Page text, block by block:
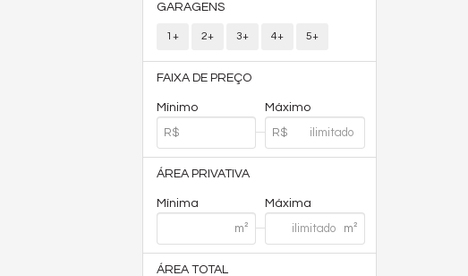
GARAGENS
1+ 2+ 3+ 4+ 5+
FAIXA DE PREÇO
Mínimo Máximo
ÁREA PRIVATIVA
Mínima Máxima
ÁREA TOTAL